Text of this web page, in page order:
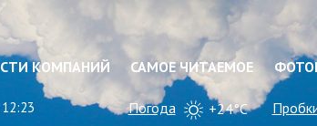
КОМПАНИЙ САМОЕ ЧИТАЕМОЕ
Погода +24°C